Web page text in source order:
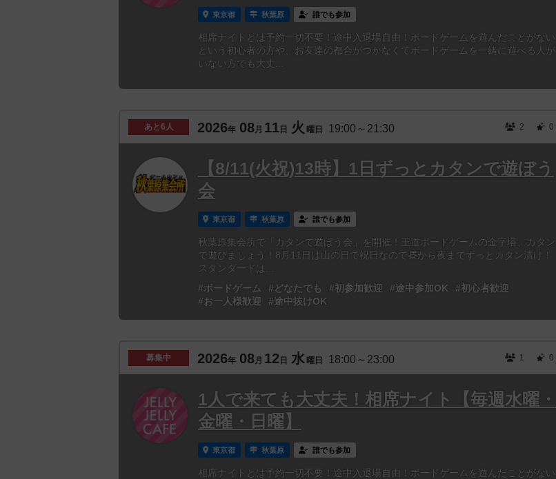
東京都 秋葉原 誰でも参加
相席ナイトとは予約一切不要！途中入退場自由！ボードゲームを遊んだことがない
という初心者の方や、お友達の都合がつかなくてボードゲームを一緒に遊べる人が
いない方でも大丈...
あと6人 2026年 08月 11 日 火 曜日 19:00～21:30 2 0
【8/11(火祝)13時】1日ずっとカタンで遊ぼう
会
東京都 秋葉原 誰でも参加
秋葉原集会所で「カタンで遊ぼう会」を開催！王道ボードゲームの金字塔、カタン
で遊びましょう！8月11日は山の日で祝日なので昼から夜までずっとカタン漬け！
スタンダードは...
#ボードゲーム
#どなたでも #初参加歓迎 #途中参加OK
#初心者歓迎
#お一人様歓迎
#途中抜けOK
募集中 2026年 08月 12 日 水 曜日 18:00～23:00 1 0
1人で来ても大丈夫！相席ナイト【毎週水曜・
金曜・日曜】
東京都 秋葉原 誰でも参加
相席ナイトとは予約一切不要！途中入退場自由！ボードゲームを遊んだことがない